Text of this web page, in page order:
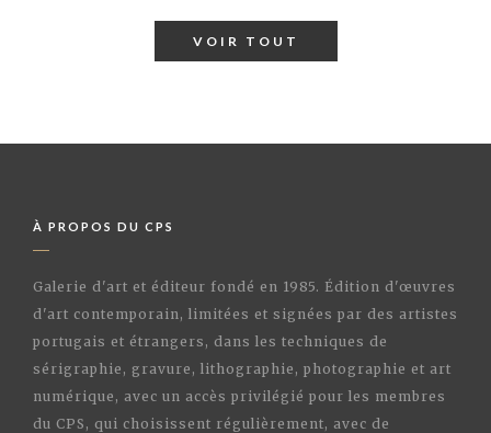
VOIR TOUT
À PROPOS DU CPS
Galerie d'art et éditeur fondé en 1985. Édition d'œuvres
d'art contemporain, limitées et signées par des artistes
portugais et étrangers, dans les techniques de
sérigraphie, gravure, lithographie, photographie et art
numérique, avec un accès privilégié pour les membres
du CPS, qui choisissent régulièrement, avec de